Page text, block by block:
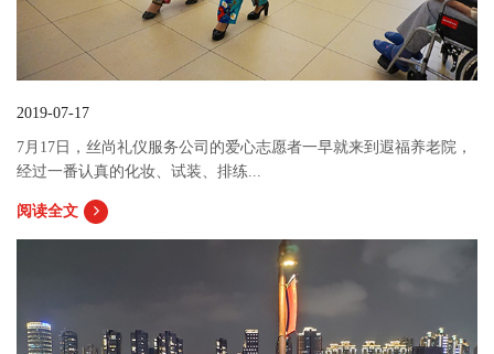
2019-07-17
7月17日，丝尚礼仪服务公司的爱心志愿者一早就来到遐福养老院，
经过一番认真的化妆、试装、排练...
阅读全文